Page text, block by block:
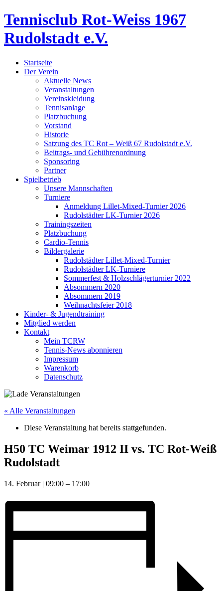
Tennisclub Rot-Weiss 1967
Rudolstadt e.V.
Startseite
Der Verein
Aktuelle News
Veranstaltungen
Vereinskleidung
Tennisanlage
Platzbuchung
Vorstand
Historie
Satzung des TC Rot – Weiß 67 Rudolstadt e.V.
Beitrags- und Gebührenordnung
Sponsoring
Partner
Spielbetrieb
Unsere Mannschaften
Turniere
Anmeldung Lillet-Mixed-Turnier 2026
Rudolstädter LK-Turnier 2026
Trainingszeiten
Platzbuchung
Cardio-Tennis
Bildergalerie
Rudolstädter Lillet-Mixed-Turnier
Rudolstädter LK-Turniere
Sommerfest & Holzschlägerturnier 2022
Absommern 2020
Absommern 2019
Weihnachtsfeier 2018
Kinder- & Jugendtraining
Mitglied werden
Kontakt
Mein TCRW
Tennis-News abonnieren
Impressum
Warenkorb
Datenschutz
« Alle Veranstaltungen
Diese Veranstaltung hat bereits stattgefunden.
H50 TC Weimar 1912 II vs. TC Rot-Weiß
Rudolstadt
14. Februar | 09:00 – 17:00